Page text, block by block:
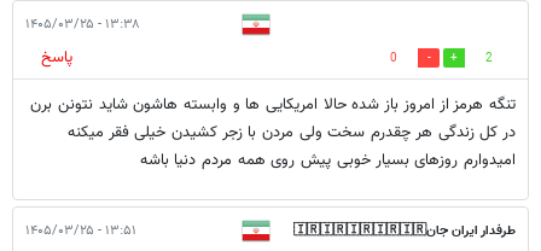
۱۳:۳۸ - ۱۴۰۵/۰۳/۲۵
2
0
پاسخ
تنگه هرمز از امروز باز شده حالا امریکایی ها و وابسته هاشون شاید نتونن برن
در کل زندگی هر چقدرم سخت ولی مردن با زجر کشیدن خیلی فقر میکنه
امیدوارم روزهای بسیار خوبی پیش روی همه مردم دنیا باشه
طرفدار ایران جان🇮🇷🇮🇷🇮🇷🇮🇷🇮🇷
۱۳:۵۱ - ۱۴۰۵/۰۳/۲۵